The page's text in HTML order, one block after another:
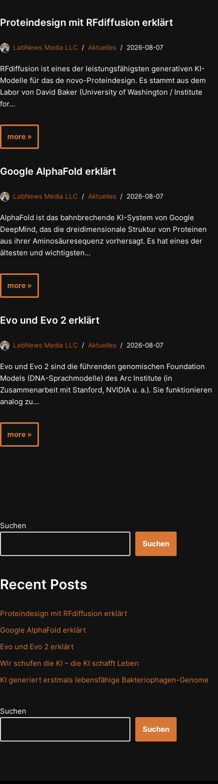
Proteindesign mit RFdiffusion erklärt
LabNews Media LLC Aktuelles 2026-08-07
RFdiffusion ist eines der leistungsfähigsten generativen KI-
Modelle für das de novo-Proteindesign. Es stammt aus dem
Labor von David Baker (University of Washington / Institute
for…
more »
Google AlphaFold erklärt
LabNews Media LLC Aktuelles 2026-08-07
AlphaFold ist das bahnbrechende KI-System von Google
DeepMind, das die dreidimensionale Struktur von Proteinen
aus ihrer Aminosäuresequenz vorhersagt. Es hat eines der
ältesten und wichtigsten…
more »
Evo und Evo 2 erklärt
LabNews Media LLC Aktuelles 2026-08-07
Evo und Evo 2 sind die führenden genomischen Foundation
Models (DNA-Sprachmodelle) des Arc Institute (in
Zusammenarbeit mit Stanford, NVIDIA u. a.). Sie funktionieren
analog zu…
more »
Suchen
Suchen
Recent Posts
Proteindesign mit RFdiffusion erklärt
Google AlphaFold erklärt
Evo und Evo 2 erklärt
Wir schufen die KI – die KI schafft Leben
KI generiert erstmals lebensfähige Bakteriophagen-Genome
Suchen
Suchen